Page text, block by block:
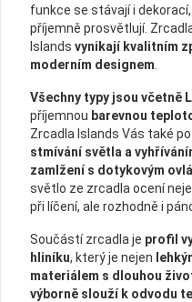
funkce se stávají i
příjemně prosvětlují.
Islands vynikají kvalitním
moderním designem
Všechny typy jsou včetně
příjemnou barevnou
Zrcadla Islands Vás také
stmívání světla a
zamlžení s dotykovým
světlo ze zrcadla ocení
při líčení, ale rozhodně i
Součástí zrcadla je profil
hliníku, který je nejen
materiálem s dlouhou
výborně slouží k odvodu